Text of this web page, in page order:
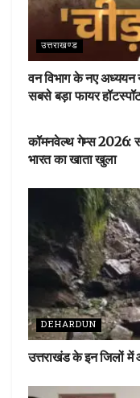
उत्तराखण्ड
वन विभाग के नए
सबसे बड़ा फायर
कॉमनवेल्थ गेम्स 2026:
भारत का खाता खुला
DEHARDUN
उत्तराखंड के इन जिलों में